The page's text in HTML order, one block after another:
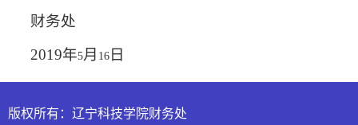
财务处
2019年5月 16 日
版权所有：辽宁科技学院财务处